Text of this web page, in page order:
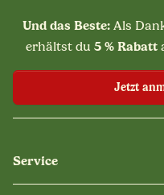
Und das Beste: Als
erhältst du 5 % Rabatt
Jetzt
Service